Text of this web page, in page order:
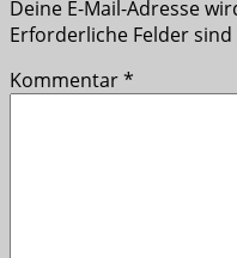
Deine E-Mail-Adresse
Erforderliche Felder
Kommentar*